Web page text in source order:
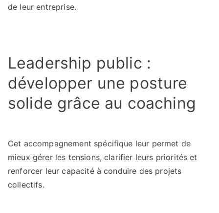
de leur entreprise.
Leadership public :
développer une posture
solide grâce au coaching
Cet accompagnement spécifique leur permet de
mieux gérer les tensions, clarifier leurs priorités et
renforcer leur capacité à conduire des projets
collectifs.